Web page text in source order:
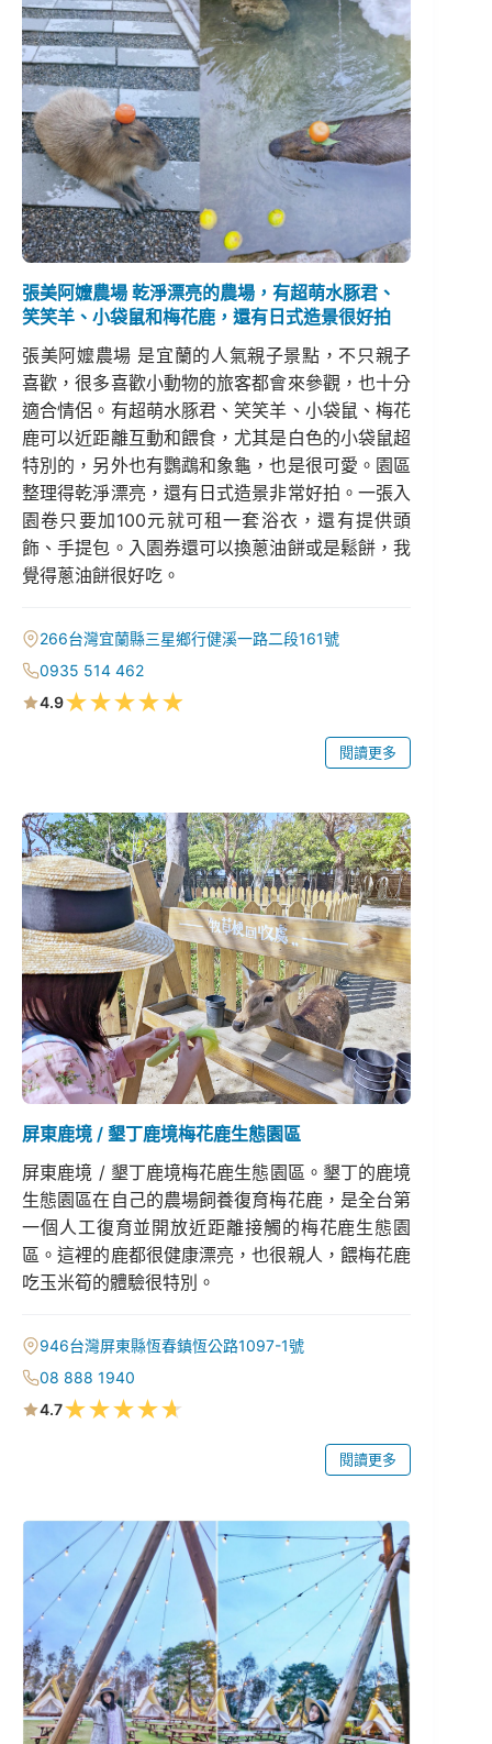
張美阿嬤農場 乾淨漂亮的農場，有超萌水豚君、
笑笑羊、小袋鼠和梅花鹿，還有日式造景很好拍
張美阿嬤農場 是宜蘭的人氣親子景點，不只親子
喜歡，很多喜歡小動物的旅客都會來參觀，也十分
適合情侶。有超萌水豚君、笑笑羊、小袋鼠、梅花
鹿可以近距離互動和餵食，尤其是白色的小袋鼠超
特別的，另外也有鸚鵡和象龜，也是很可愛。園區
整理得乾淨漂亮，還有日式造景非常好拍。一張入
園卷只要加100元就可租一套浴衣，還有提供頭
飾、手提包。入園券還可以換蔥油餅或是鬆餅，我
覺得蔥油餅很好吃。
266台灣宜蘭縣三星鄉行健溪一路二段161號
0935 514 462
4.9★★★★★
閱讀更多
屏東鹿境 / 墾丁鹿境梅花鹿生態園區
屏東鹿境 / 墾丁鹿境梅花鹿生態園區。墾丁的鹿境
生態園區在自己的農場飼養復育梅花鹿，是全台第
一個人工復育並開放近距離接觸的梅花鹿生態園
區。這裡的鹿都很健康漂亮，也很親人，餵梅花鹿
吃玉米筍的體驗很特別。
946台灣屏東縣恆春鎮恆公路1097-1號
08 888 1940
4.7★★★★★
閱讀更多